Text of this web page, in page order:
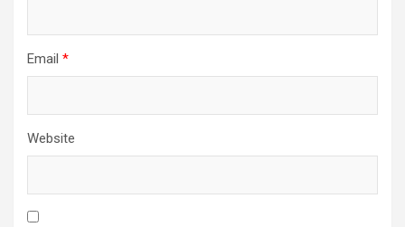
Email *
Website